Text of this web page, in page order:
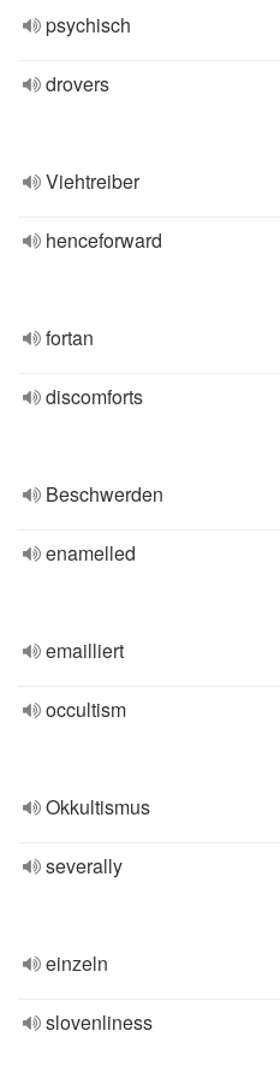
psychisch
drovers
Viehtreiber
henceforward
fortan
discomforts
Beschwerden
enamelled
emailliert
occultism
Okkultismus
severally
einzeln
slovenliness